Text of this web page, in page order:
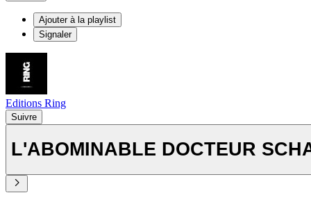
Ajouter à la playlist
Signaler
Editions Ring
Suivre
L'ABOMINABLE DOCTEUR